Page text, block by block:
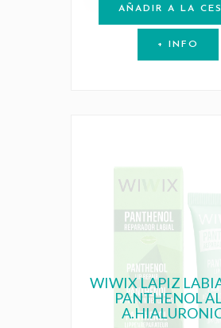
AÑADIR A LA
+ INFO
WIWIX LAPIZ
PANTHENOL